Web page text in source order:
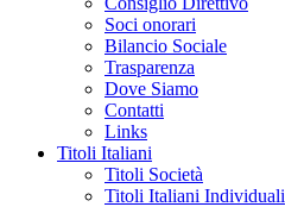
Soci onorari
Bilancio Sociale
Trasparenza
Dove Siamo
Contatti
Links
Titoli Italiani
Titoli Società
Titoli Italiani Individuali